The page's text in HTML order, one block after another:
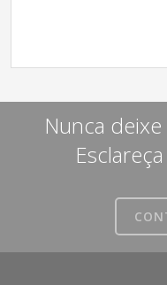
Nunca